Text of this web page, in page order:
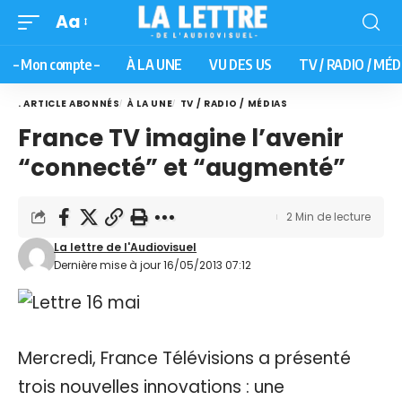
Aa
– Mon compte – À LA UNE VU DES US TV / RADIO /
. ARTICLE ABONNÉS À LA UNE TV / RADIO / MÉDIAS
France TV imagine l’avenir
“connecté” et “augmenté”
Dernière mise à jour 16/05/2013 07:12
La lettre de l'Audiovisuel
2 Min de lecture
Mercredi, France Télévisions a présenté
trois nouvelles innovations : une